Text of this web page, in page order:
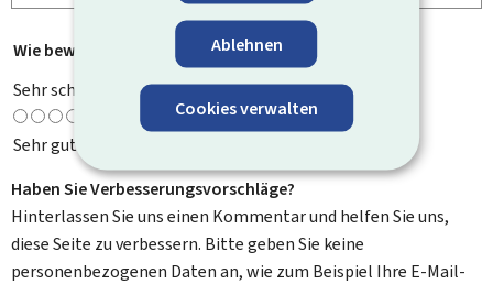
Ablehnen
Cookies verwalten
Wie bewerten Sie diese Seite? *
Sehr schlecht
Sehr gut
Haben Sie Verbesserungsvorschläge?
Hinterlassen Sie uns einen Kommentar und helfen Sie uns,
diese Seite zu verbessern. Bitte geben Sie keine
personenbezogenen Daten an, wie zum Beispiel Ihre E-Mail-